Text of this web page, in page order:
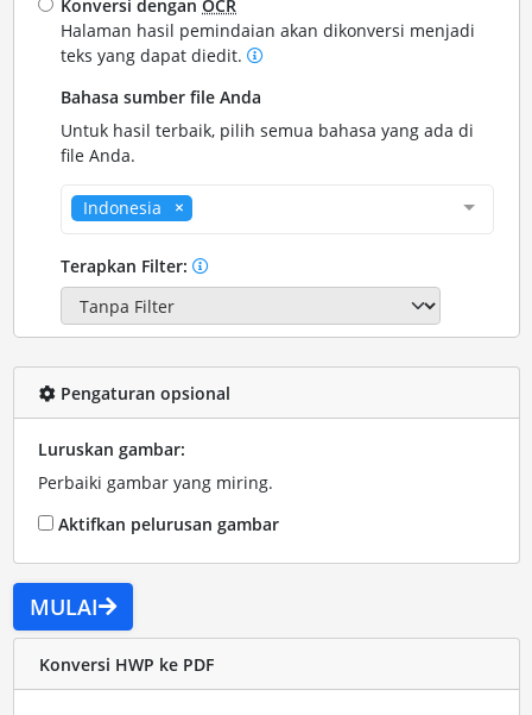
Konversi denganOCR
Halaman hasil pemindaian akan dikonversi menjadi
teks yang dapat diedit.
Bahasa sumber file Anda
Untuk hasil terbaik, pilih semua bahasa yang ada di
file Anda.
Indonesia
Terapkan Filter:
Pengaturan opsional
Luruskan gambar:
Perbaiki gambar yang miring.
Aktifkan pelurusan gambar
MULAI
Konversi HWP ke PDF